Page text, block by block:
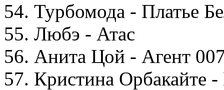
54. Турбомода - Платье
55. Любэ - Атас
56. Анита Цой - Агент
57. Кристина Орбакайте -